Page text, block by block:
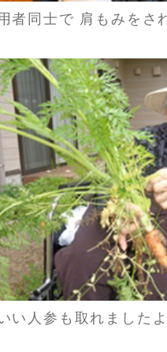
者同士で 肩もみをさ
い人参も取れましたよ